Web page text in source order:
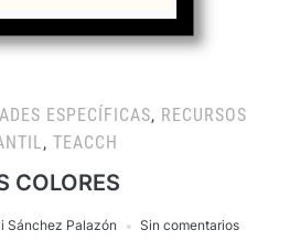
ESPECÍFICAS, RECURSOS
, TEACCH
COLORES
Sánchez Palazón Sin comentarios